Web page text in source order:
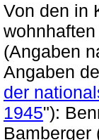
Von den in
(Angaben
Angaben
der
1945"):
Bamberger